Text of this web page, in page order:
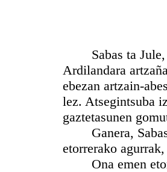
Sabas ta Jule,
Ardilandara
ebezan artzain-
lez. Atsegintsuba
gaztetasunen
Ganera, Sabas
etorrerako
Ona emen